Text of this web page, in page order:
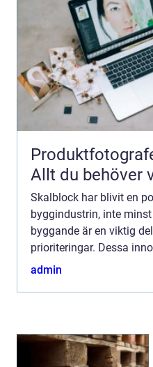
Allt du behöver
Skalblock har blivit en
byggindustrin, inte
byggande är en viktig
prioriteringar. Dessa
som formblock, erbjuder
admin